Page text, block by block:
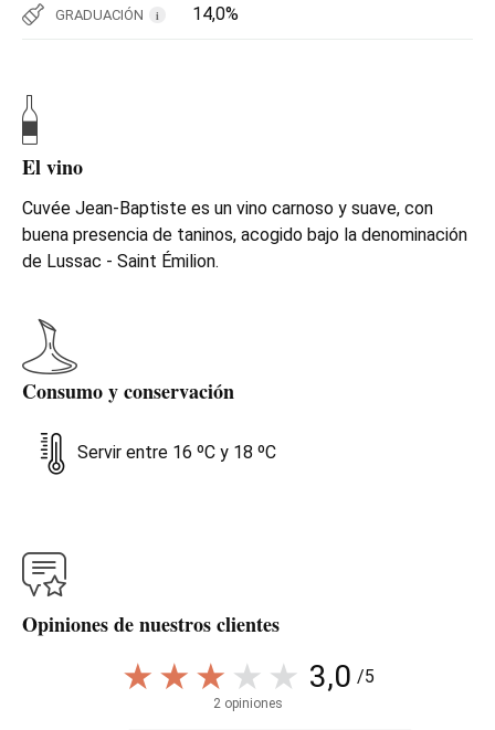
GRADUACIÓN i 14,0%
El vino
Cuvée Jean-Baptiste es un vino carnoso y suave, con
buena presencia de taninos, acogido bajo la denominación
de Lussac - Saint Émilion.
Consumo y conservación
Servir entre 16 ºC y 18 ºC
Opiniones de nuestros clientes
3,0 /5
2 opiniones